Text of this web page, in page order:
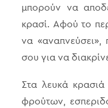
μπορούν να
κρασί. Αφού το
να «αναπνεύσει»,
σου για να
Στα λευκά
φρούτων,